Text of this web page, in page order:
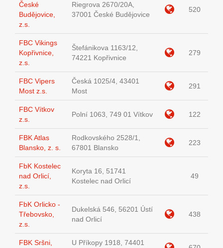
České
Budějovice,
z.s.
Riegrova 2670/20A,
37001 České Budějovice
520
FBC Vikings
Kopřivnice,
z.s.
Štefánikova 1163/12,
74221 Kopřivnice
279
FBC Vipers
Most z.s.
Česká 1025/4, 43401
Most
291
FBC Vítkov
z.s.
Polní 1063, 749 01 Vítkov 122
FBK Atlas
Blansko, z. s.
Rodkovského 2528/1,
67801 Blansko
223
FbK Kostelec
nad Orlicí,
z.s.
Koryta 16, 51741
Kostelec nad Orlicí
49
FbK Orlicko -
Třebovsko,
z.s.
Dukelská 546, 56201 Ústí
nad Orlicí
438
FBK Sršni, U Příkopy 1918, 74401